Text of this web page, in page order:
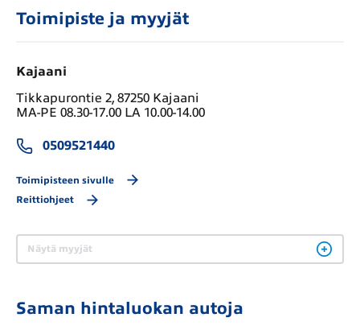
Toimipiste ja myyjät
Kajaani
Tikkapurontie 2, 87250 Kajaani
MA-PE 08.30-17.00 LA 10.00-14.00
0509521440
Toimipisteen sivulle
Reittiohjeet
Näytä myyjät
Saman hintaluokan autoja